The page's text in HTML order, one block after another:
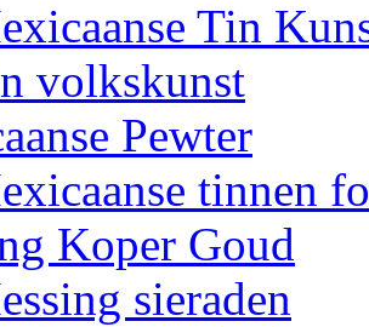
Tin
volkskunst
Pewter
tinnen
Koper Goud
sieraden